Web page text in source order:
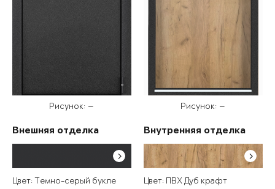
Рисунок: —
Внешняя отделка
Цвет: Темно-серый букле
Рисунок: —
Внутренняя отделка
Цвет: ПВХ Дуб крафт